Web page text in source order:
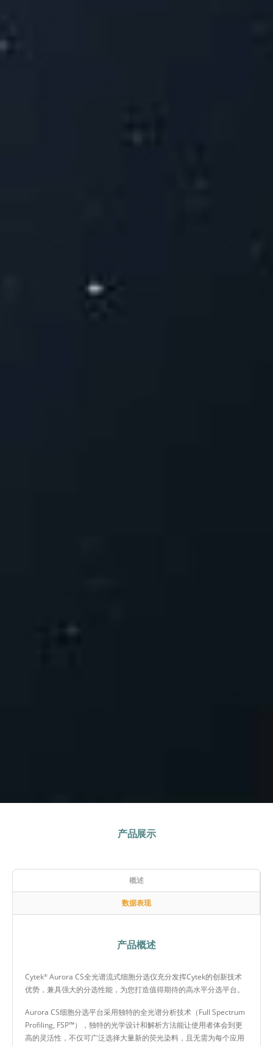
产品展示
概述
数据表现
产品概述
Cytek® Aurora CS全光谱流式细胞分选仪充分发挥Cytek的创新技术
优势，兼具强大的分选性能，为您打造值得期待的高水平分选平台。
Aurora CS细胞分选平台采用独特的全光谱分析技术（Full Spectrum
Profiling, FSP™），独特的光学设计和解析方法能让使用者体会到更
高的灵活性，不仅可广泛选择大量新的荧光染料，且无需为每个应用